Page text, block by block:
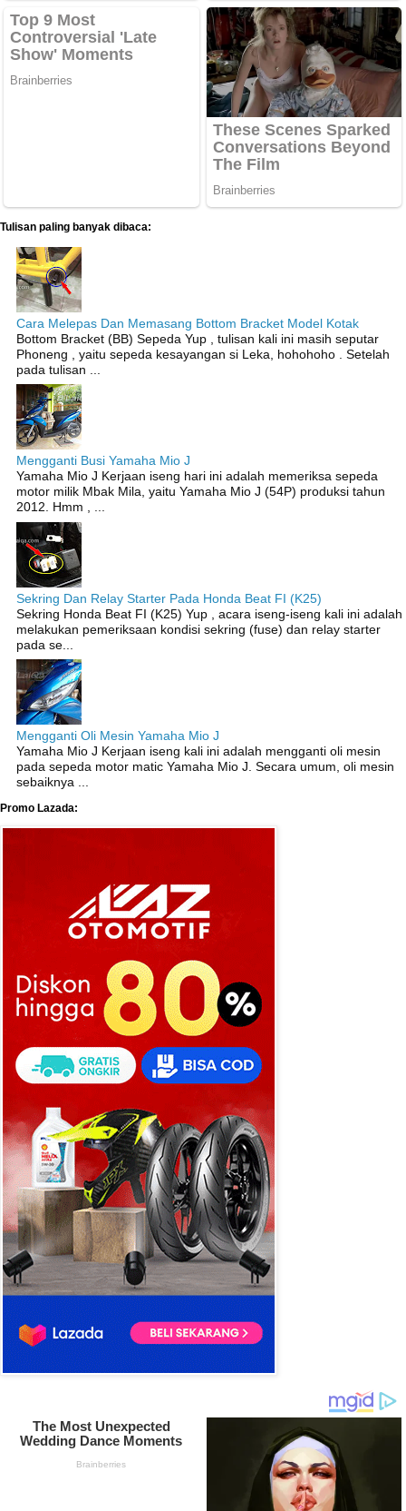
Tulisan paling banyak dibaca:
Cara Melepas Dan Memasang Bottom Bracket Model Kotak
Bottom Bracket (BB) Sepeda Yup , tulisan kali ini masih seputar
Phoneng , yaitu sepeda kesayangan si Leka, hohohoho . Setelah
pada tulisan ...
Mengganti Busi Yamaha Mio J
Yamaha Mio J Kerjaan iseng hari ini adalah memeriksa sepeda
motor milik Mbak Mila, yaitu Yamaha Mio J (54P) produksi tahun
2012. Hmm , ...
Sekring Dan Relay Starter Pada Honda Beat FI (K25)
Sekring Honda Beat FI (K25) Yup , acara iseng-iseng kali ini adalah
melakukan pemeriksaan kondisi sekring (fuse) dan relay starter
pada se...
Mengganti Oli Mesin Yamaha Mio J
Yamaha Mio J Kerjaan iseng kali ini adalah mengganti oli mesin
pada sepeda motor matic Yamaha Mio J. Secara umum, oli mesin
sebaiknya ...
Promo Lazada: